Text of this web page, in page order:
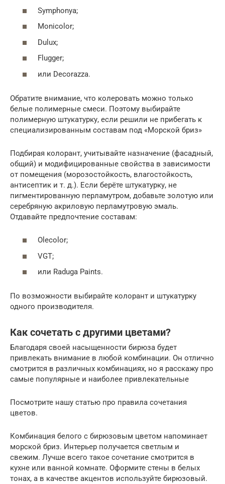
Symphonya;
Monicolor;
Dulux;
Flugger;
или Decorazza.
Обратите внимание, что колеровать можно только
белые полимерные смеси. Поэтому выбирайте
полимерную штукатурку, если решили не прибегать к
специализированным составам под «Морской бриз»
Подбирая колорант, учитывайте назначение (фасадный,
общий) и модифицированные свойства в зависимости
от помещения (морозостойкость, влагостойкость,
антисептик и т. д.). Если берёте штукатурку, не
пигментированную перламутром, добавьте золотую или
серебряную акриловую перламутровую эмаль.
Отдавайте предпочтение составам:
Olecolor;
VGT;
или Raduga Paints.
По возможности выбирайте колорант и штукатурку
одного производителя.
Как сочетать с другими цветами?
Благодаря своей насыщенности бирюза будет
привлекать внимание в любой комбинации. Он отлично
смотрится в различных комбинациях, но я расскажу про
самые популярные и наиболее привлекательные
Посмотрите нашу статью про правила сочетания
цветов.
Комбинация белого с бирюзовым цветом напоминает
морской бриз. Интерьер получается светлым и
свежим. Лучше всего такое сочетание смотрится в
кухне или ванной комнате. Оформите стены в белых
тонах, а в качестве акцентов используйте бирюзовый.